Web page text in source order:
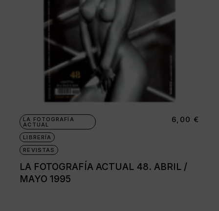
LA FOTOGRAFÍA
ACTUAL
LIBRERÍA
REVISTAS
LA FOTOGRAFÍA ACTUAL 48. ABRIL /
MAYO 1995
6,00 €